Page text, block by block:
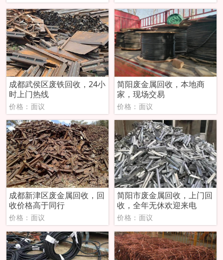
成都武侯区废铁回收，24小
时上门热线
价格：面议
简阳废金属回收，本地商
家，现场交易
价格：面议
成都新津区废金属回收，回
收价格高于同行
价格：面议
简阳市废金属回收，上门回
收，全年无休欢迎来电
价格：面议